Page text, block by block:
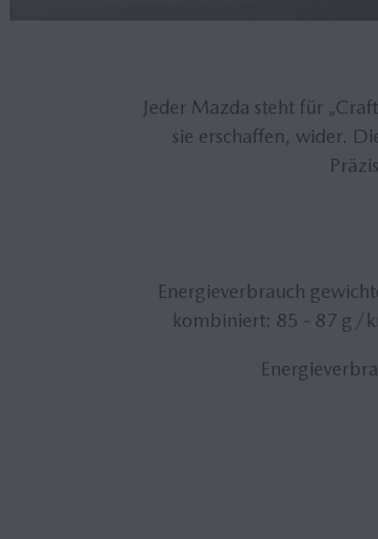
Jeder Mazda steht für
sie erschaffen, wider.
Energieverbrauch
kombiniert: 85 - 87 g/